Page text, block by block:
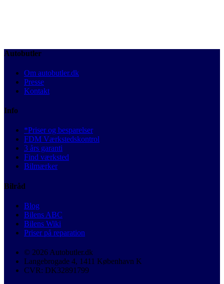
Autobutler
Om autobutler.dk
Presse
Kontakt
Info
*Priser og besparelser
FDM Værkstedskontrol
3 års garanti
Find værksted
Bilmærker
Bilråd
Blog
Bilens ABC
Bilens Wiki
Priser på reparation
© 2026 Autobutler.dk
Langebrogade 4, 1411 København K
CVR: DK32891799